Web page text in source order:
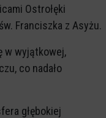
Ostrołęki
Franciszka z Asyżu.
w wyjątkowej,
co nadało
głębokiej